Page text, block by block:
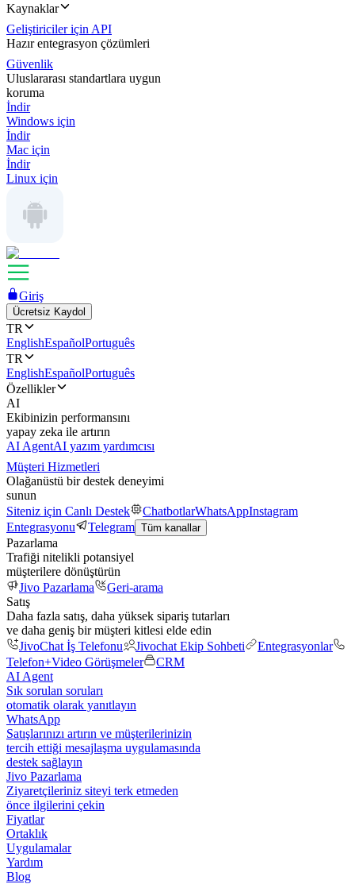
Kaynaklar
Geliştiriciler için API
Hazır entegrasyon çözümleri
Güvenlik
Uluslararası standartlara uygun
koruma
İndir
Windows için
İndir
Mac için
İndir
Linux için
Giriş
Ücretsiz Kaydol
TR
EnglishEspañolPortuguês
TR
EnglishEspañolPortuguês
Özellikler
AI
Ekibinizin performansını
yapay zeka ile artırın
AI AgentAI yazım yardımcısı
Müşteri Hizmetleri
Olağanüstü bir destek deneyimi
sunun
Siteniz için Canlı Destek
ChatbotlarWhatsAppInstagram
Entegrasyonu
Telegram Tüm kanallar
Pazarlama
Trafiği nitelikli potansiyel
müşterilere dönüştürün
Jivo Pazarlama
Geri-arama
Satış
Daha fazla satış, daha yüksek sipariş tutarları
ve daha geniş bir müşteri kitlesi elde edin
JivoChat İş Telefonu
Jivochat Ekip Sohbeti
Entegrasyonlar
Telefon+Video Görüşmeler
CRM
AI Agent
Sık sorulan soruları
otomatik olarak yanıtlayın
WhatsApp
Satışlarınızı artırın ve müşterilerinizin
tercih ettiği mesajlaşma uygulamasında
destek sağlayın
Jivo Pazarlama
Ziyaretçileriniz siteyi terk etmeden
önce ilgilerini çekin
Fiyatlar
Ortaklık
Uygulamalar
Yardım
Blog